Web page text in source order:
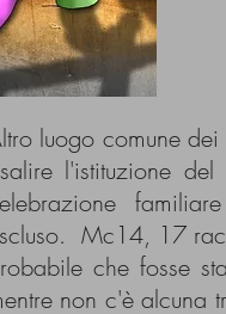
luogo comune
l'istituzione
Mc14, 17
che fosse
non c'è alcuna